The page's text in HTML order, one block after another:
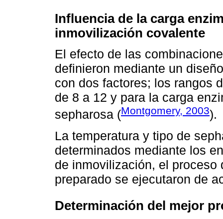
Influencia de la carga
inmovilización covalente
El efecto de las
definieron mediante un
con dos factores; los rangos
de 8 a 12 y para la carga
sepharosa (Montgomery, 2003).
La temperatura y tipo de
determinados mediante los
de inmovilización, el
preparado se ejecutaron de
Determinación del mejor